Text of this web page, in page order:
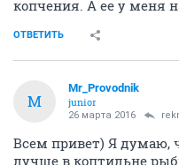
копчения. А ее у меня
ОТВЕТИТЬ
M
Mr_Provodnik
junior
26 марта 2016
Всем привет) Я думаю,
лучше в коптильне